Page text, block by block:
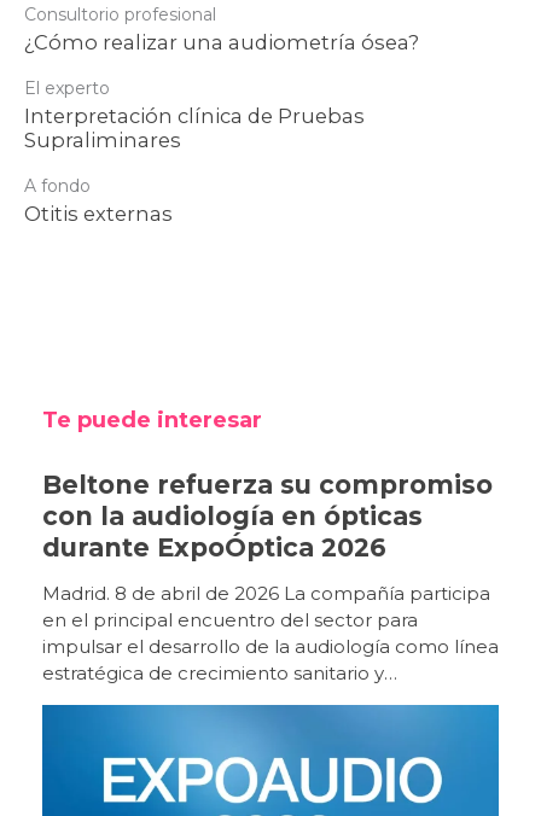
Consultorio profesional
¿Cómo realizar una audiometría ósea?
El experto
Interpretación clínica de Pruebas
Supraliminares
A fondo
Otitis externas
Te puede interesar
Beltone refuerza su compromiso
con la audiología en ópticas
durante ExpoÓptica 2026
Madrid. 8 de abril de 2026 La compañía participa
en el principal encuentro del sector para
impulsar el desarrollo de la audiología como línea
estratégica de crecimiento sanitario y
empresarial. Beltone participa un año más en
profesional del sector óptico y audiológico en
España, que se celebra del 9 al 11 de abril en
IFEMA Madrid (pabellón 10, stand E12). Con